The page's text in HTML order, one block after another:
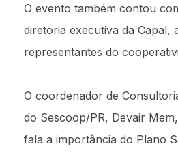
O evento também contou
diretoria executiva da Capal,
representantes do
O coordenador de
do Sescoop/PR, Devair
fala a importância do Plano